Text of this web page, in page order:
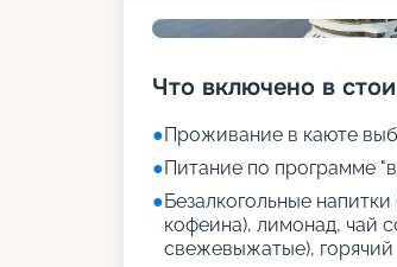
Что включено в
●Проживание в каюте
●Питание по программе
●Безалкогольные
кофеина), лимонад, чай
свежевыжатые), горячий